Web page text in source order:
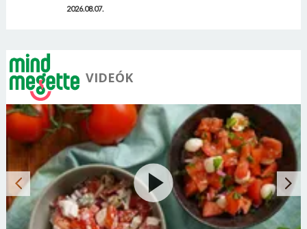
2026.08.07.
VIDEÓK